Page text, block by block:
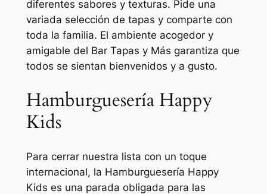
diferentes sabores y texturas. Pide una
variada selección de tapas y comparte con
toda la familia. El ambiente acogedor y
amigable del Bar Tapas y Más garantiza que
todos se sientan bienvenidos y a gusto.
Hamburguesería Happy
Kids
Para cerrar nuestra lista con un toque
internacional, la Hamburguesería Happy
Kids es una parada obligada para las